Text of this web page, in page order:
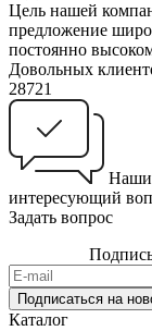
Цель нашей
предложение
постоянно
Довольных
28721
Наши
интересующий
Задать вопрос
Подписаться на
Каталог